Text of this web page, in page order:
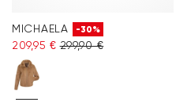
MICHAELA -30%
209,95 € 299,90 €